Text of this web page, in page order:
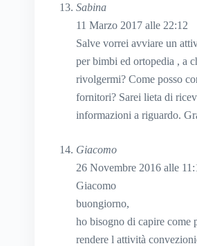
Sabina
11 Marzo 2017 alle 22:12
Salve vorrei avviare un
per bimbi ed ortopedia , a
rivolgermi? Come posso
fornitori? Sarei lieta di
informazioni a riguardo.
Giacomo
26 Novembre 2016 alle
Giacomo
buongiorno,
ho bisogno di capire come
rendere l attività